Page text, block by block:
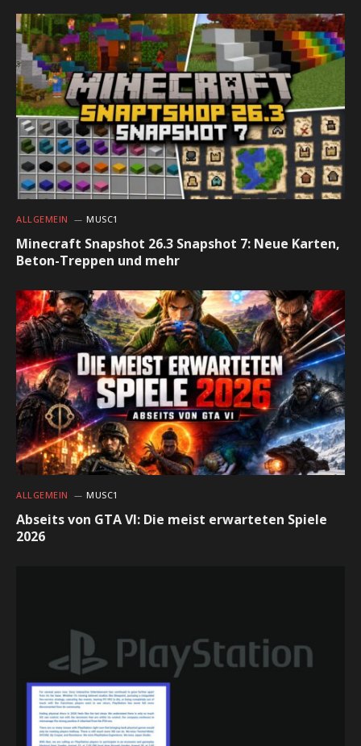
ALLGEMEIN MUSC1
Minecraft Snapshot 26.3 Snapshot 7: Neue Karten,
Beton-Treppen und mehr
ALLGEMEIN MUSC1
Abseits von GTA VI: Die meist erwarteten Spiele
2026